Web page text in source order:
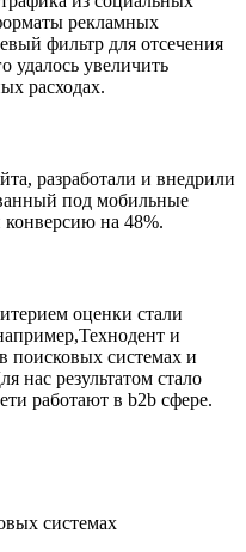
рекламных
фильтр для отсечения
удалось увеличить
расходах.
разработали и внедрили
под мобильные
конверсию на 48%.
оценки стали
и
поисковых системах и
нас результатом стало
работают в b2b сфере.
системах